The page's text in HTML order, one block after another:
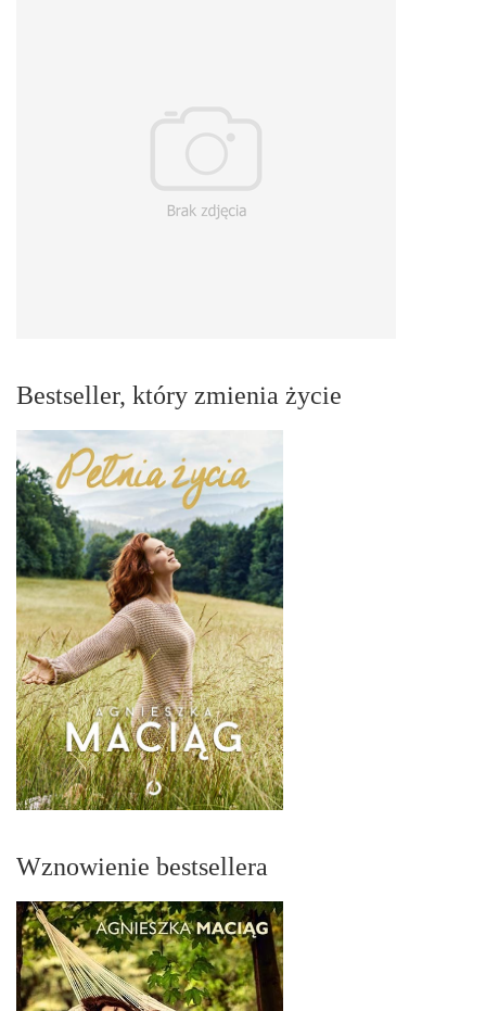
Bestseller, który zmienia życie
Wznowienie bestsellera